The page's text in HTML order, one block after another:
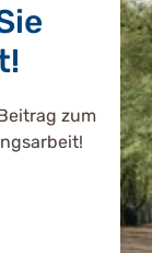
zum